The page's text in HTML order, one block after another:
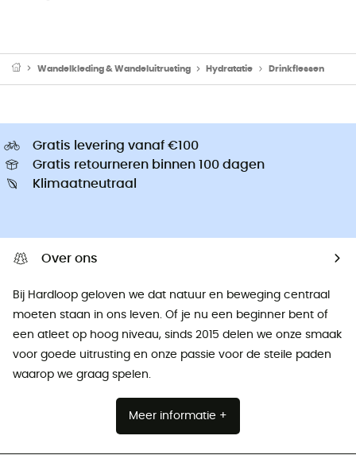
Wandelkleding & Wandeluitrusting Hydratatie Drinkflessen
Gratis levering vanaf €100
Gratis retourneren binnen 100 dagen
Klimaatneutraal
Over ons
Bij Hardloop geloven we dat natuur en beweging centraal
moeten staan ​​in ons leven. Of je nu een beginner bent of
een atleet op hoog niveau, sinds 2015 delen we onze smaak
voor goede uitrusting en onze passie voor de steile paden
waarop we graag spelen.
Meer informatie +